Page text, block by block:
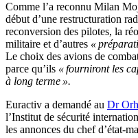
Comme l’a reconnu Milan
début d’une restructuration
reconversion des pilotes, la
militaire et d’autres «
Le choix des avions de
parce qu’ils « fourniront les
à long terme ».
Euractiv a demandé au Dr
l’Institut de sécurité
les annonces du chef d’état-